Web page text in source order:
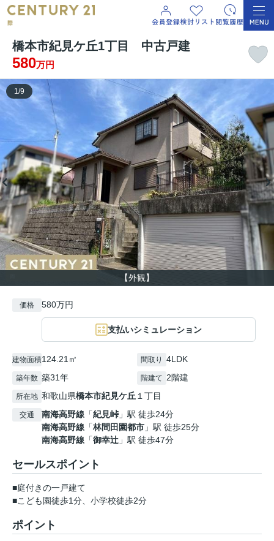
橋本市紀見ケ丘1丁目 中古戸建
580万円
【外観】
1/9
価格 580万円
支払いシミュレーション
建物面積124.21㎡ 間取り 4LDK
築年数 築31年 階建て 2階建
所在地 和歌山県橋本市紀見ケ丘１丁目
交通 南海高野線 「紀見峠」駅 徒歩24分
南海高野線 「林間田園都市 」駅 徒歩25分
南海高野線 「御幸辻 」駅 徒歩47分
セールスポイント
■庭付きの一戸建て
■こども園徒歩1分、小学校徒歩2分
ポイント